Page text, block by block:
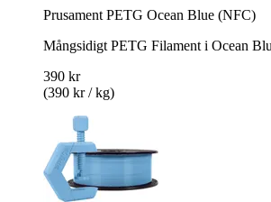
Prusament PETG Ocean Blue (NFC)
Mångsidigt PETG Filament i Ocean
390 kr
(390 kr / kg)